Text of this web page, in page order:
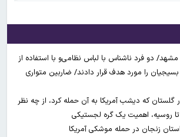
مشهد/ دو فرد ناشناس با لباس نظامی‌و با استفاده از
را مورد هدف قرار دادند/ ضاربین متواری
گلستان که دیشب آمریکا به آن حمله کرد، از چه نظر
تا روسیه، اهمیت یک گره لجستیکی